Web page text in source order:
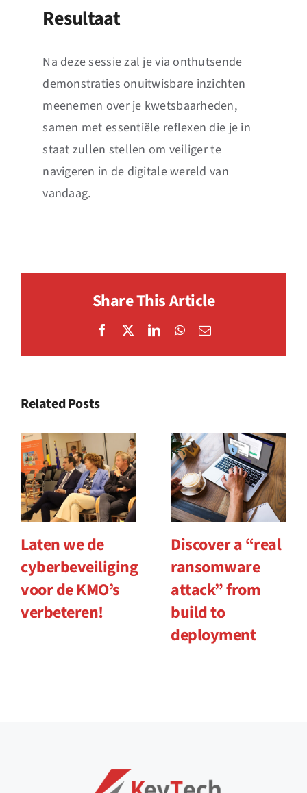
Resultaat
Na deze sessie zal je via onthutsende
demonstraties onuitwisbare inzichten
meenemen over je kwetsbaarheden,
samen met essentiële reflexen die je in
staat zullen stellen om veiliger te
navigeren in de digitale wereld van
vandaag.
Share This Article
Facebook LinkedInWhatsApp
Email
Related Posts
Laten we de
cyberbeveiliging
voor de KMO’s
verbeteren!
Discover a “real
ransomware
attack” from
build to
deployment